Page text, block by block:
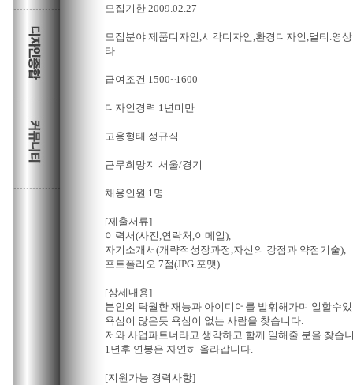
모집기한 2009.02.27
모집분야 제품디자인,시각디자인,환경디자인,멀티.영
타
급여조건 1500~1600
디자인경력 1년미만
고용형태 정규직
근무희망지 서울/경기
채용인원 1명
[제출서류]
이력서(사진,연락처,이메일),
자기소개서(개략적성장과정,자신의 강점과 약점기술),
포트폴리오 7점(JPG 포맷)
[상세내용]
본인의 탁월한 재능과 아이디어를 발휘해가며 일할수
욕심이 많은듯 욕심이 없는 사람을 찾습니다.
저와 사업파트너라고 생각하고 함께 일해줄 분을 찾습
1년후 연봉은 자연히 올라갑니다.
[지원가능 경력사항]